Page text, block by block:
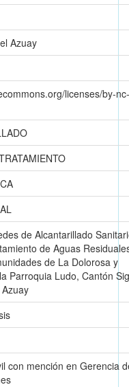
Azuay
licenses/by-nc-
de Alcantarillado
de Aguas
de La Dolorosa y
Parroquia Ludo, Cantón
con mención en Gerencia